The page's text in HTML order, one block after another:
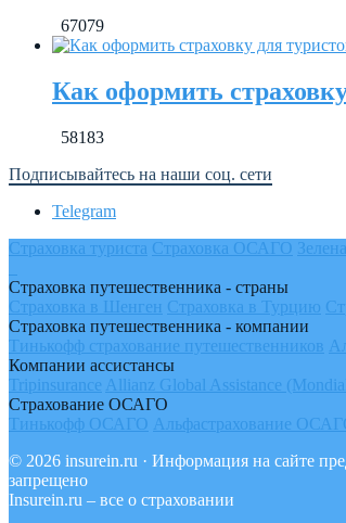
67079
Как оформить
58183
Подписывайтесь на наши соц. сети
Telegram
Страховка туриста Страховка ОСАГО
Страховка путешественника - страны
Страховка в Шенген Страховка в Турцию
Страховка путешественника - компании
Тинькофф страхование путешественников
Компании ассистансы
Tripinsurance Allianz Global Assistance
Страхование ОСАГО
Тинькофф ОСАГО Альфастрахование
© 2026 insurein.ru · Информация на сайте
запрещено
Insurein.ru – все о страховании